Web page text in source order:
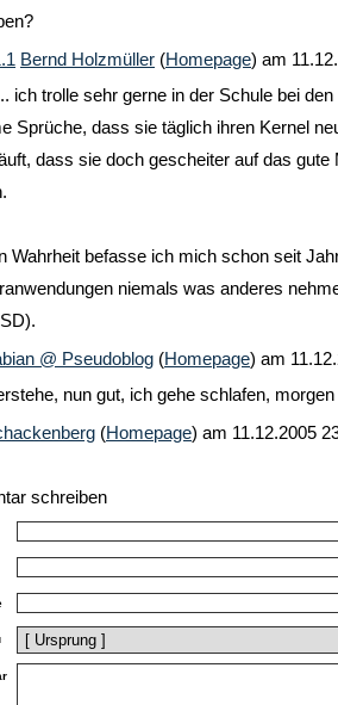
Bernd Holzmüller (Homepage) am
ich trolle sehr gerne in der Schule bei
Sprüche, dass sie täglich ihren Kernel
dass sie doch gescheiter auf das
Wahrheit befasse ich mich schon seit
niemals was anderes
@ Pseudoblog (Homepage) am
nun gut, ich gehe schlafen,
(Homepage) am 11.12.2005
schreiben